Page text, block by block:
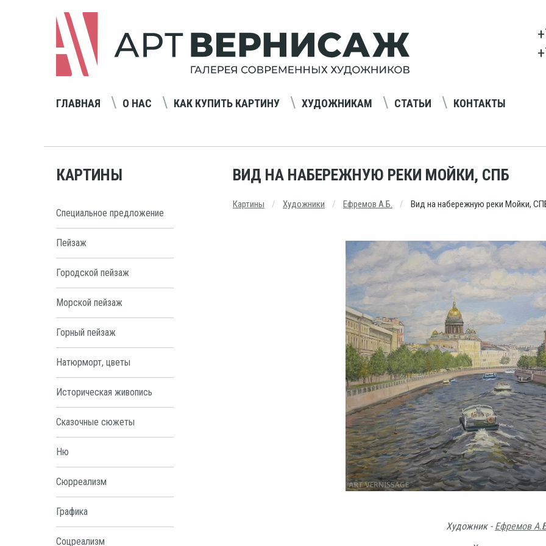
ГЛАВНАЯ О НАС КАК КУПИТЬ КАРТИНУ ХУДОЖНИКАМ СТАТЬИ КОНТАКТЫ
КАРТИНЫ
Специальное предложение
Пейзаж
Городской пейзаж
Морской пейзаж
Горный пейзаж
Натюрморт, цветы
Историческая живопись
Сказочные сюжеты
Ню
Сюрреализм
Графика
Соцреализм
ВИД НА НАБЕРЕЖНУЮ РЕКИ МОЙКИ, СПБ
Картины Художники Ефремов А.Б. Вид на набережную реки Мойки,
Художник - Ефремов